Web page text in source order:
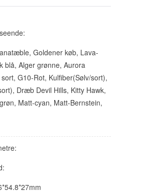
Goldener køb, Lava-
blå, Alger grønne, Aurora
G10-Rot, Kulfiber(Sølv/sort),
Dræb Devil Hills, Kitty Hawk,
Matt-cyan, Matt-Bernstein,